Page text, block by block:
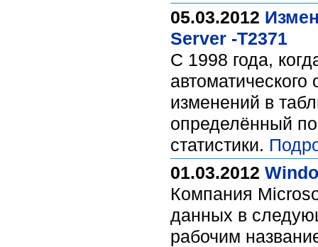
05.03.2012
Server -T2371
C 1998 года,
изменений в
определённый
статистики.
01.03.2012
Компания
данных в
рабочим